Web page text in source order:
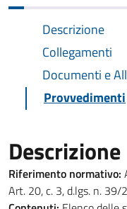
Descrizione
Collegamenti
Documenti e
Provvedimenti
Descrizione
Riferimento normativo:
Art. 20, c. 3, d.lgs. n. 39/